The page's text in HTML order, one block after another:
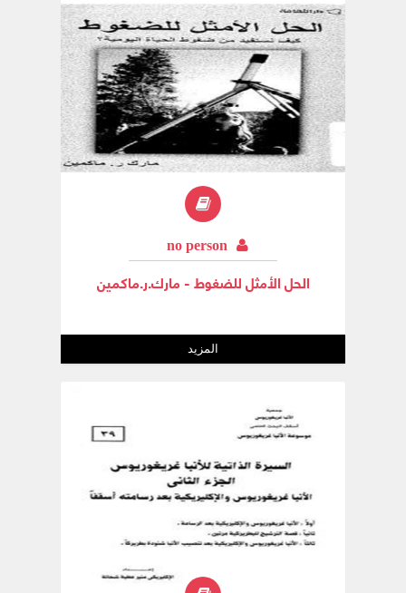
no person
الحل الأمثل للضغوط - مارك.ر.ماكمين
المزيد